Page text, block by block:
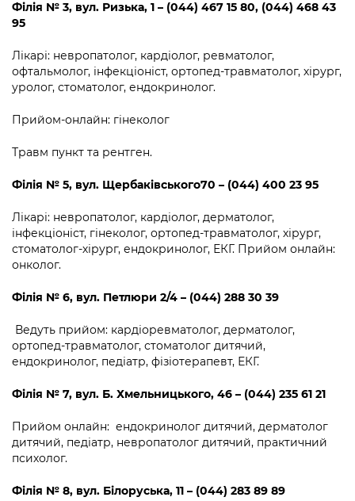
Філія № 3, вул. Ризька, 1 – (044) 467 15 80, (044) 468 43
95
Лікарі: невропатолог, кардіолог, ревматолог,
офтальмолог, інфекціоніст, ортопед-травматолог, хірург,
уролог, стоматолог, ендокринолог.
Прийом-онлайн: гінеколог
Травм пункт та рентген.
Філія № 5, вул. Щербаківського70 – (044) 400 23 95
Лікарі: невропатолог, кардіолог, дерматолог,
інфекціоніст, гінеколог, ортопед-травматолог, хірург,
стоматолог-хірург, ендокринолог, ЕКГ. Прийом онлайн:
онколог.
Філія № 6, вул. Петлюри 2/4 – (044) 288 30 39
Ведуть прийом: кардіоревматолог, дерматолог,
ортопед-травматолог, стоматолог дитячий,
ендокринолог, педіатр, фізіотерапевт, ЕКГ.
Філія № 7, вул. Б. Хмельницького, 46 – (044) 235 61 21
Прийом онлайн: ендокринолог дитячий, дерматолог
дитячий, педіатр, невропатолог дитячий, практичний
психолог.
Філія № 8, вул. Білоруська, 11 – (044) 283 89 89